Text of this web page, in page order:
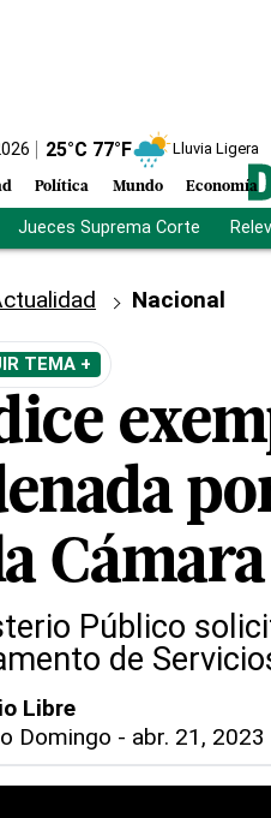
25°C 77°F Lluvia Ligera
Política Mundo Economía
Jueces Suprema Corte
Nacional
TEMA +
Público
de
Libre
Domingo - abr. 21,